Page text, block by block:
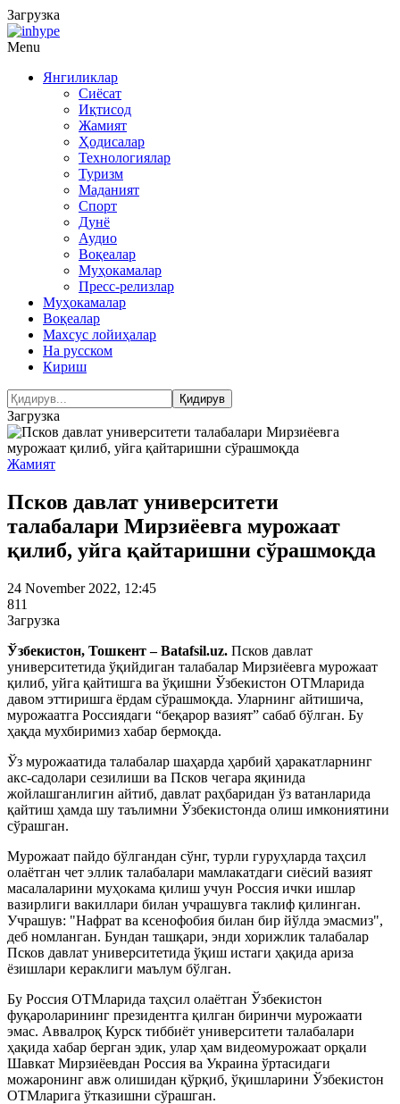
Загрузка
Menu
Янгиликлар
Сиёсат
Иқтисод
Жамият
Ҳодисалар
Технологиялар
Туризм
Маданият
Спорт
Дунё
Аудио
Воқеалар
Муҳокамалар
Пресс-релизлар
Муҳокамалар
Воқеалар
Махсус лойиҳалар
На русском
Кириш
Загрузка
Жамият
Псков давлат университети
талабалари Мирзиёевга мурожаат
қилиб, уйга қайтаришни сўрашмоқда
24 November 2022, 12:45
811
Загрузка
Ўзбекистон, Тошкент – Batafsil.uz. Псков давлат
университетида ўқийдиган талабалар Мирзиёевга мурожаат
қилиб, уйга қайтишга ва ўқишни Ўзбекистон ОТМларида
давом эттиришга ёрдам сўрашмоқда. Уларнинг айтишича,
мурожаатга Россиядаги “беқарор вазият” сабаб бўлган. Бу
ҳақда мухбиримиз хабар бермоқда.
Ўз мурожаатида талабалар шаҳарда ҳарбий ҳаракатларнинг
акс-садолари сезилиши ва Псков чегара яқинида
жойлашганлигин айтиб, давлат раҳбаридан ўз ватанларида
қайтиш ҳамда шу таълимни Ўзбекистонда олиш имкониятини
сўрашган.
Мурожаат пайдо бўлгандан сўнг, турли гуруҳларда таҳсил
олаётган чет эллик талабалари мамлакатдаги сиёсий вазият
масалаларини муҳокама қилиш учун Россия ички ишлар
вазирлиги вакиллари билан учрашувга таклиф қилинган.
Учрашув: "Нафрат ва ксенофобия билан бир йўлда эмасмиз",
деб номланган. Бундан ташқари, энди хорижлик талабалар
Псков давлат университетида ўқиш истаги ҳақида ариза
ёзишлари кераклиги маълум бўлган.
Бу Россия ОТМларида таҳсил олаётган Ўзбекистон
фуқароларининг президентга қилган биринчи мурожаати
эмас. Аввалроқ Курск тиббиёт университети талабалари
ҳақида хабар берган эдик, улар ҳам видеомурожаат орқали
Шавкат Мирзиёевдан Россия ва Украина ўртасидаги
можаронинг авж олишидан қўрқиб, ўқишларини Ўзбекистон
ОТМларига ўтказишни сўрашган.